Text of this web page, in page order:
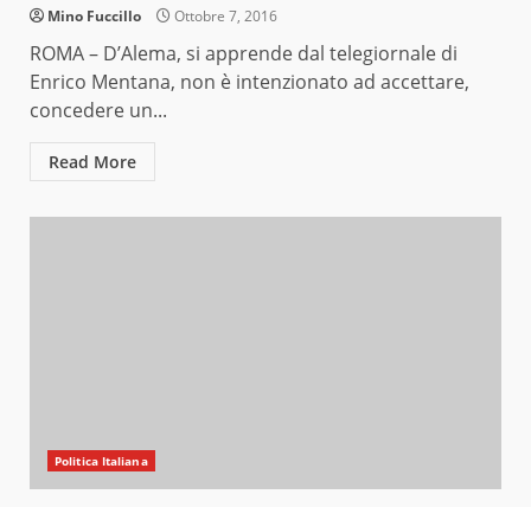
Mino Fuccillo Ottobre 7, 2016
ROMA – D’Alema, si apprende dal telegiornale di
Enrico Mentana, non è intenzionato ad accettare,
concedere un...
Read More
Politica Italiana